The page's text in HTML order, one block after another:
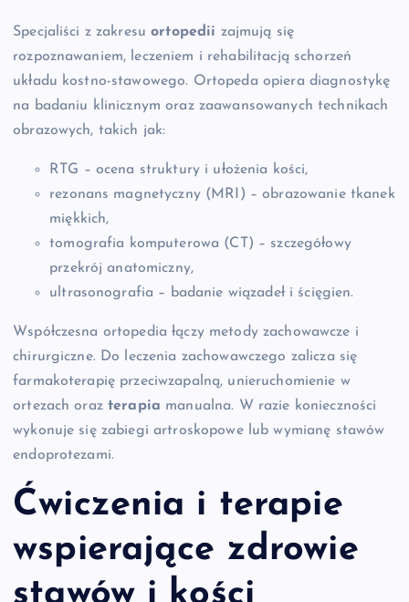
Specjaliści z zakresuortopedii zajmują się
rozpoznawaniem, leczeniem i rehabilitacją schorzeń
układu kostno-stawowego. Ortopeda opiera diagnostykę
na badaniu klinicznym oraz zaawansowanych technikach
obrazowych, takich jak:
RTG – ocena struktury i ułożenia kości,
rezonans magnetyczny (MRI) – obrazowanie tkanek
miękkich,
tomografia komputerowa (CT) – szczegółowy
przekrój anatomiczny,
ultrasonografia – badanie wiązadeł i ścięgien.
Współczesna ortopedia łączy metody zachowawcze i
chirurgiczne. Do leczenia zachowawczego zalicza się
farmakoterapię przeciwzapalną, unieruchomienie w
ortezach orazterapia manualna. W razie konieczności
wykonuje się zabiegi artroskopowe lub wymianę stawów
endoprotezami.
Ćwiczenia i terapie
wspierające zdrowie